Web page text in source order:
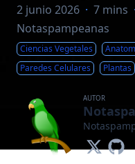
2 junio 2026 · 7 mins ·
Notaspampeanas
Ciencias Vegetales
Paredes Celulares
Plantas
AUTOR